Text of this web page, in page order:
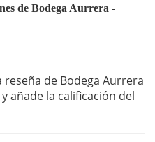
de Bodega Aurrera -
de Bodega Aurrera
añade la calificación del